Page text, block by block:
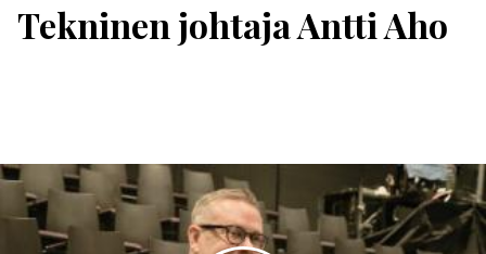
Tekninen johtaja Antti Aho